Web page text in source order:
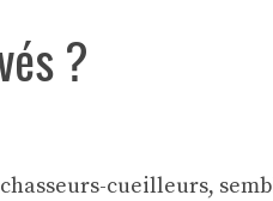
?
cueilleurs,